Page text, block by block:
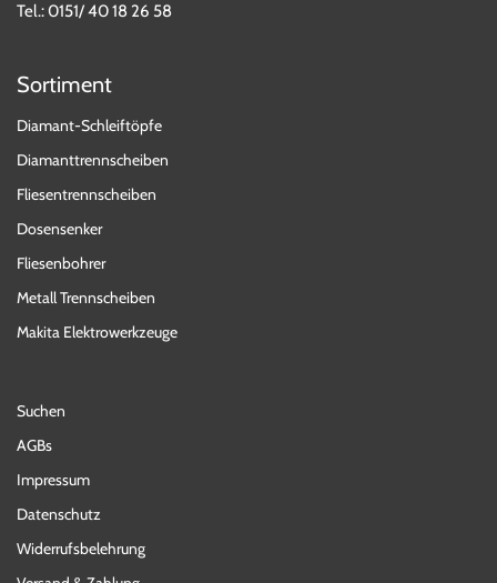
Tel.:0151/ 40 18 26 58
Sortiment
Diamant-Schleiftöpfe
Diamanttrennscheiben
Fliesentrennscheiben
Dosensenker
Fliesenbohrer
Metall Trennscheiben
Makita Elektrowerkzeuge
Suchen
AGBs
Impressum
Datenschutz
Widerrufsbelehrung